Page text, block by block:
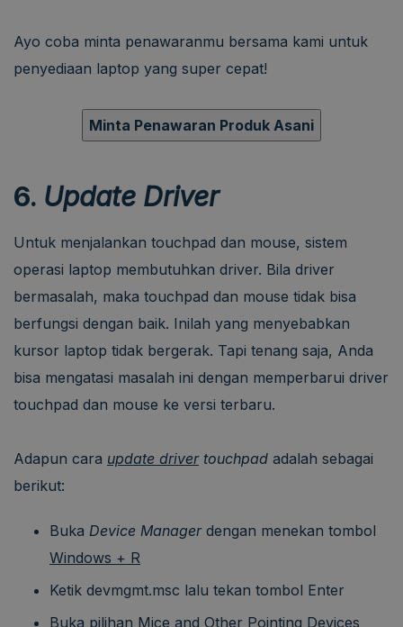
Ayo coba minta penawaranmu bersama kami untuk
penyediaan laptop yang super cepat!
Minta Penawaran Produk Asani
6. Update Driver
Untuk menjalankan touchpad dan mouse, sistem
operasi laptop membutuhkan driver. Bila driver
bermasalah, maka touchpad dan mouse tidak bisa
berfungsi dengan baik. Inilah yang menyebabkan
kursor laptop tidak bergerak. Tapi tenang saja, Anda
bisa mengatasi masalah ini dengan memperbarui driver
touchpad dan mouse ke versi terbaru.
Adapun cara update drivertouchpad adalah sebagai
berikut:
Buka Device Manager dengan menekan tombol
Windows + R
Ketik devmgmt.msc lalu tekan tombol Enter
Buka pilihan Mice and Other Pointing Devices